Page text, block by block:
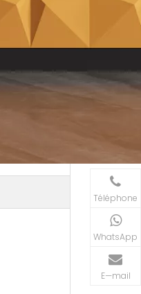
Téléphone
WhatsApp
E—mail